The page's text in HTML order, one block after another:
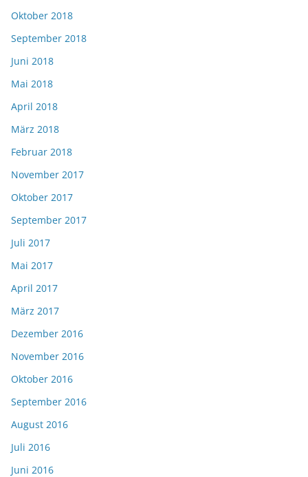
Oktober 2018
September 2018
Juni 2018
Mai 2018
April 2018
März 2018
Februar 2018
November 2017
Oktober 2017
September 2017
Juli 2017
Mai 2017
April 2017
März 2017
Dezember 2016
November 2016
Oktober 2016
September 2016
August 2016
Juli 2016
Juni 2016